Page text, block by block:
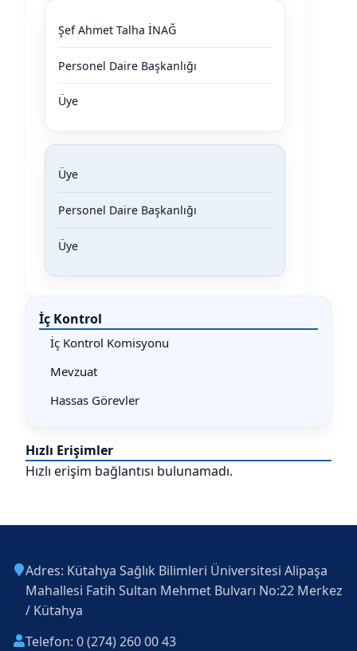
Şef Ahmet Talha İNAĞ
Personel Daire Başkanlığı
Üye
Üye
Personel Daire Başkanlığı
Üye
İç Kontrol
İç Kontrol Komisyonu
Mevzuat
Hassas Görevler
Hızlı Erişimler
Hızlı erişim bağlantısı bulunamadı.
Adres: Kütahya Sağlık Bilimleri Üniversitesi Alipaşa
Mahallesi Fatih Sultan Mehmet Bulvarı No:22 Merkez
/ Kütahya
Telefon: 0 (274) 260 00 43